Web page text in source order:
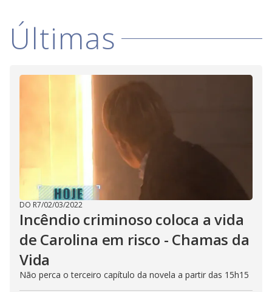
e
o
Últimas
DO R7/02/03/2022
Incêndio criminoso coloca a vida
de Carolina em risco - Chamas da
Vida
Não perca o terceiro capítulo da novela a partir das 15h15